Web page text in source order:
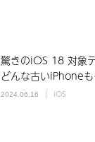
驚きのiOS 18 対象
どんな古いiPhone
2024.06.16 iOS